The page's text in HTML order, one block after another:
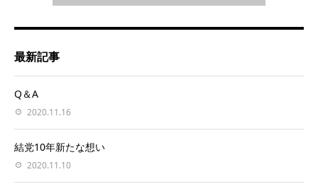
最新記事
Q＆A
2020.11.16
結党10年新たな想い
2020.11.10